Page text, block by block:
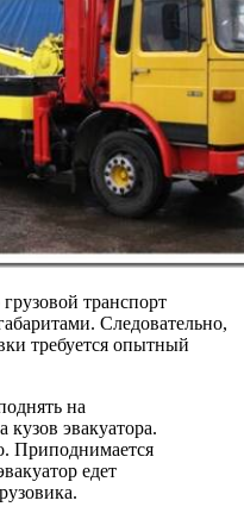
транспорт
Следовательно,
требуется опытный
на
кузов эвакуатора.
Приподнимается
едет